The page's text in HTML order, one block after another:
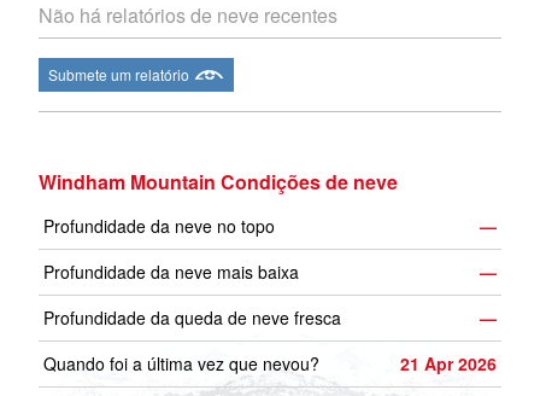
Não há relatórios de neve recentes
Submete um relatório
Windham Mountain Condições de neve
Profundidade da neve no topo
—
Profundidade da neve mais baixa
—
Profundidade da queda de neve fresca
—
Quando foi a última vez que nevou?
21 Apr 2026